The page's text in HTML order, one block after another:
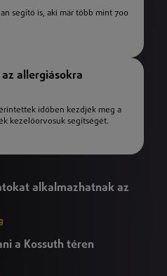
segítő is, aki már több mint 700
allergiásokra
időben kezdjék meg a
kezelőorvosuk segítségét.
alkalmazhatnak az
a Kossuth téren